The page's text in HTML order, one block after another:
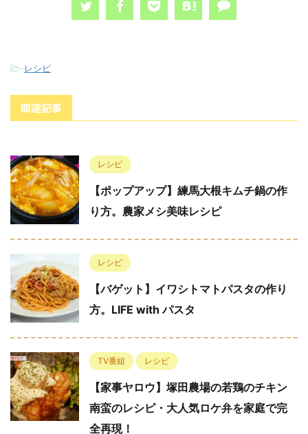
-レシピ
関連記事
レシピ
【ポップアップ】練馬大根キムチ鍋の作
り方。農家メシ美味レシピ
レシピ
【バゲット】イワシトマトパスタの作り
方。LIFE with パスタ
TV番組 レシピ
【家事ヤロウ】塚田農場の若鶏のチキン
南蛮のレシピ・大人気ロケ弁を家庭で完
全再現！